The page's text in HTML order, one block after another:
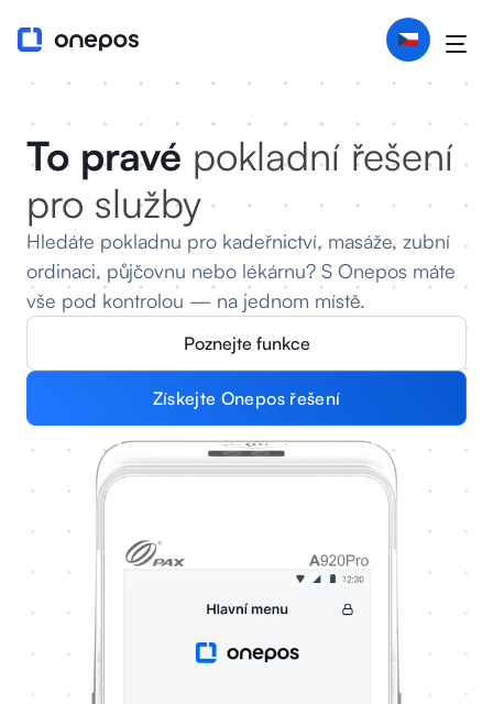
To pravé pokladní řešení
pro služby
Hledáte pokladnu pro kadeřnictví, masáže, zubní
ordinaci, půjčovnu nebo lékárnu? S Onepos máte
vše pod kontrolou — na jednom místě.
Poznejte funkce
Získejte Onepos řešení